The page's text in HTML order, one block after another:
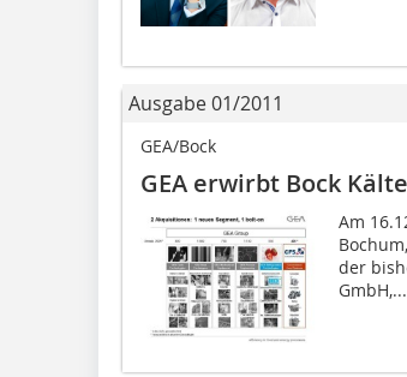
Ausgabe 01/2011
GEA/Bock
GEA erwirbt Bock
Am
der
GmbH,...